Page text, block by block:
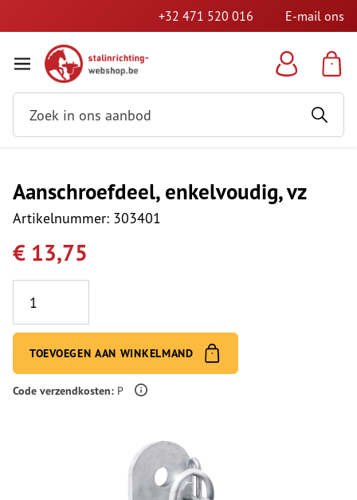
+32 471 520 016 E-mail ons
Aanschroefdeel, enkelvoudig, vz
Artikelnummer: 303401
€ 13,75
TOEVOEGEN AAN WINKELMAND
Code verzendkosten: P Meer informatie over verzendingskosten